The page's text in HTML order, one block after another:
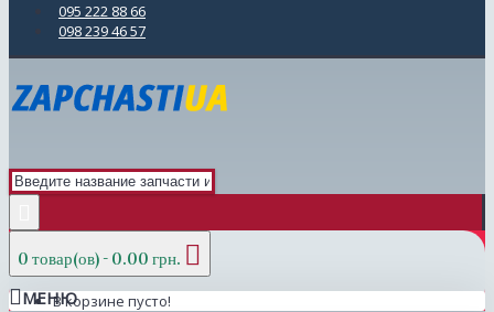
095 222 88 66
098 239 46 57
0 товар(ов) - 0.00 грн.
В корзине пусто!
МЕНЮ